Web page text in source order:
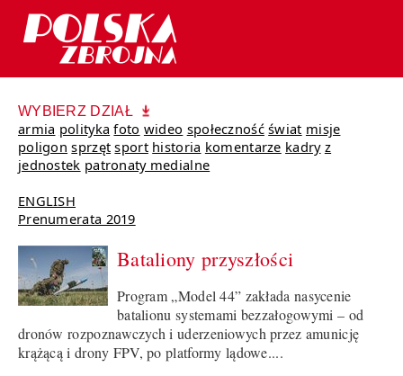
WYBIERZ DZIAŁ
armia polityka foto wideo społeczność świat misje
poligon sprzęt sport historia komentarze kadry z
jednostek patronaty medialne
ENGLISH
Prenumerata 2019
Bataliony przyszłości
Program „Model 44” zakłada nasycenie
batalionu systemami bezzałogowymi – od
dronów rozpoznawczych i uderzeniowych przez amunicję
krążącą i drony FPV, po platformy lądowe....